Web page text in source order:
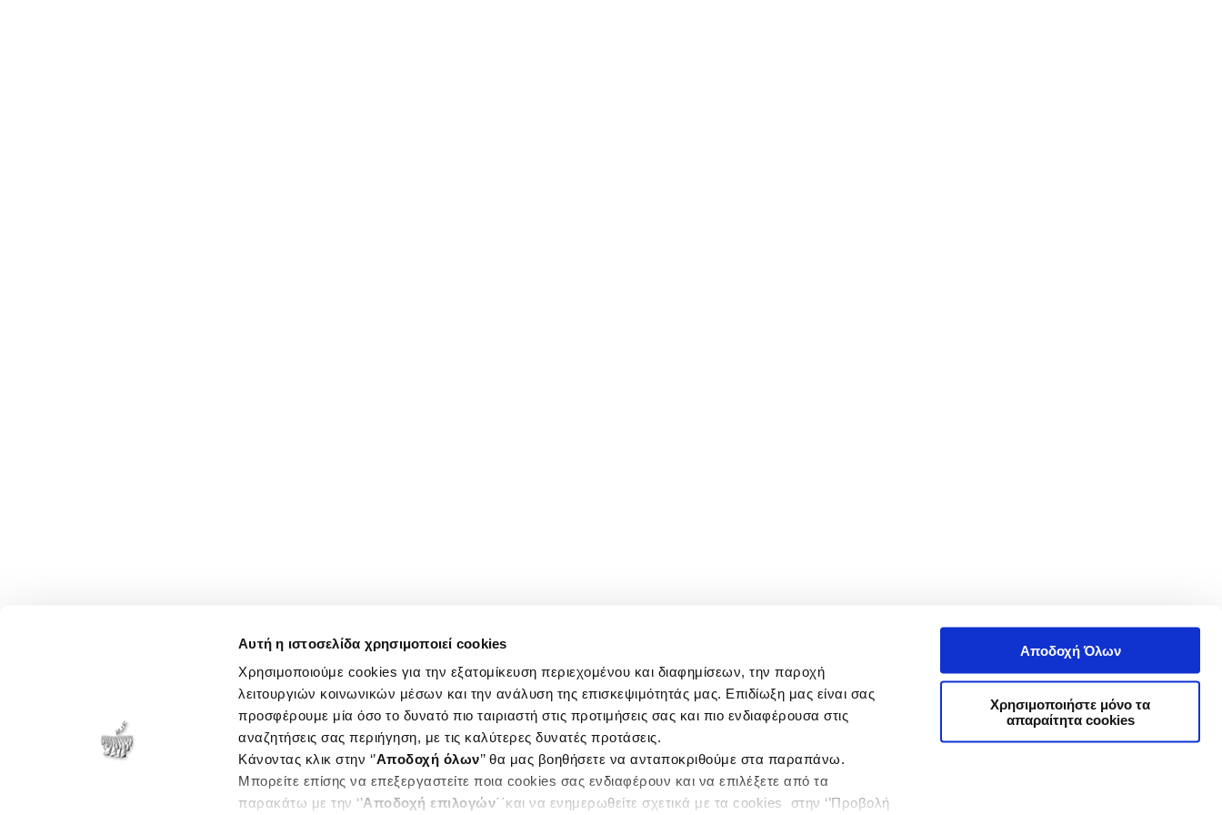
Αυτή η ιστοσελίδα χρησιμοποιεί cookies
Χρησιμοποιούμε cookies για την εξατομίκευση περιεχομένου και διαφημίσεων, την παροχή
λειτουργιών κοινωνικών μέσων και την ανάλυση της επισκεψιμότητάς μας. Επιδίωξη μας είναι σας
προσφέρουμε μία όσο το δυνατό πιο ταιριαστή στις προτιμήσεις σας και πιο ενδιαφέρουσα στις
αναζητήσεις σας περιήγηση, με τις καλύτερες δυνατές προτάσεις.
Κάνοντας κλικ στην ‘’Αποδοχή όλων’’ θα μας βοηθήσετε να ανταποκριθούμε στα παραπάνω.
Μπορείτε επίσης να επεξεργαστείτε ποια cookies σας ενδιαφέρουν και να επιλέξετε από τα
παρακάτω με την ‘’Αποδοχή επιλογών΄΄και να ενημερωθείτε σχετικά με τα cookies στην ‘’Προβολή
Αποδοχή Όλων
Χρησιμοποιήστε μόνο τα
απαραίτητα cookies